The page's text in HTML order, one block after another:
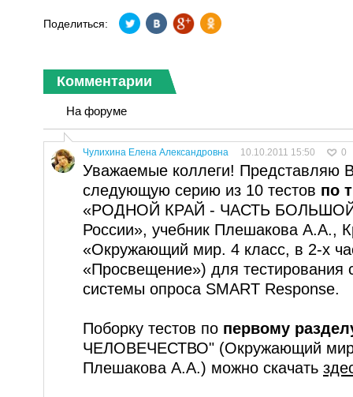
Поделиться:
Комментарии
На форуме
Чулихина Елена Александровна 10.10.2011 15:50 0
Уважаемые коллеги! Представляю
следующую серию из 10 тестов по
«РОДНОЙ КРАЙ - ЧАСТЬ
России», учебник Плешакова А.А.,
«Окружающий мир. 4 класс, в 2-х
«Просвещение») для тестирования
системы опроса SMART Response.
Поборку тестов по первому
ЧЕЛОВЕЧЕСТВО" (Окружающий мир,
Плешакова А.А.) можно скачать